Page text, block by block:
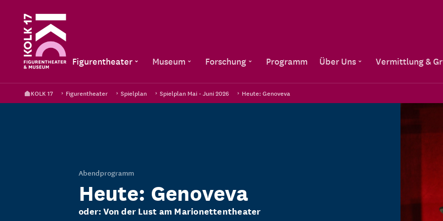
Figurentheater Museum Forschung Programm Über Uns Vermittlung &
KOLK 17 Figurentheater Spielplan Spielplan Mai - Juni 2026 Heute: Genoveva
Abendprogramm
Heute: Genoveva
oder: Von der Lust am Marionettentheater